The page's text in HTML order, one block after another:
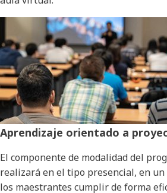
Aprendizaje orientado a
El componente de modalidad del
realizará en el tipo presencial, en
los maestrantes cumplir de forma